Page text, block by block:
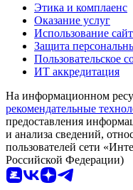
Этика и комплаенс
Оказание услуг
Использование
Защита
Пользовательское
ИТ аккредитация
На информационном
рекомендательные
предоставления
и анализа сведений,
пользователей сети
Российской Федерации)